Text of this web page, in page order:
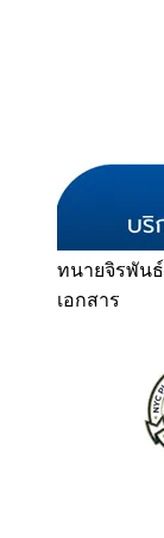
ทนายจิรพันธ์
เอกสาร